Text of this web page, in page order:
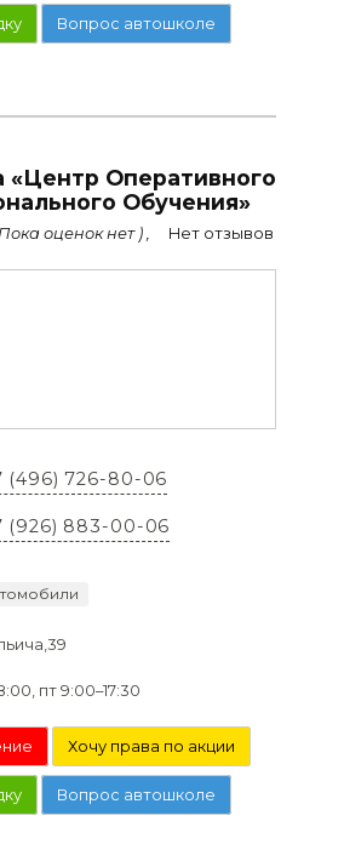
Вопрос автошколе
«Центр Оперативного
Обучения»
оценок нет ) , Нет отзывов
(496) 726-80-06
(926) 883-00-06
пт 9:00–17:30
Хочу права по акции
Вопрос автошколе